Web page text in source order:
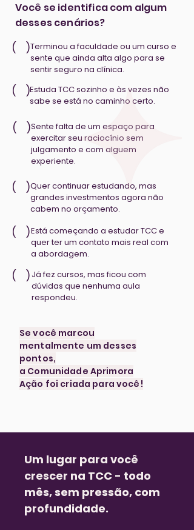
Você se identifica com algum
desses cenários?
( )Terminou a faculdade ou um curso e
sente que ainda alta algo para se
sentir seguro na clínica.
( )Estuda TCC sozinho e às vezes não
sabe se está no caminho certo.
( )Sente falta de um espaço para
exercitar seu raciocínio sem
julgamento e com alguem
experiente.
( )Quer continuar estudando, mas
grandes investmentos agora não
cabem no orçamento.
( )Está começando a estudar TCC e
quer ter um contato mais real com
a abordagem.
( ) Já fez cursos, mas ficou com
dúvidas que nenhuma aula
respondeu.
Se você marcou
mentalmente um desses
pontos,
a Comunidade Aprimora
Ação foi criada para você!
Um lugar para você
crescer na TCC - todo
mês, sem pressão, com
profundidade.